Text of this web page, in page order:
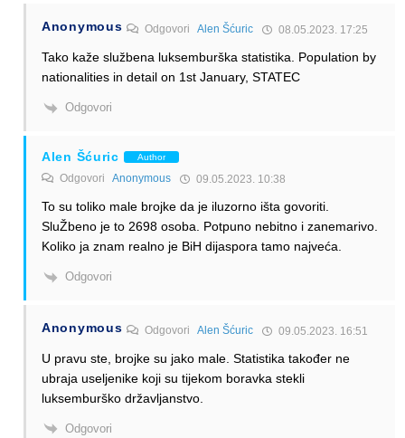
Anonymous OdgovoriAlen Šćuric 08.05.2023. 17:25
Tako kaže službena luksemburška statistika. Population by
nationalities in detail on 1st January, STATEC
Odgovori
Alen Šćuric Author
Odgovori Anonymous 09.05.2023. 10:38
To su toliko male brojke da je iluzorno išta govoriti.
SluŽbeno je to 2698 osoba. Potpuno nebitno i zanemarivo.
Koliko ja znam realno je BiH dijaspora tamo najveća.
Odgovori
Anonymous OdgovoriAlen Šćuric 09.05.2023. 16:51
U pravu ste, brojke su jako male. Statistika također ne
ubraja useljenike koji su tijekom boravka stekli
luksemburško državljanstvo.
Odgovori